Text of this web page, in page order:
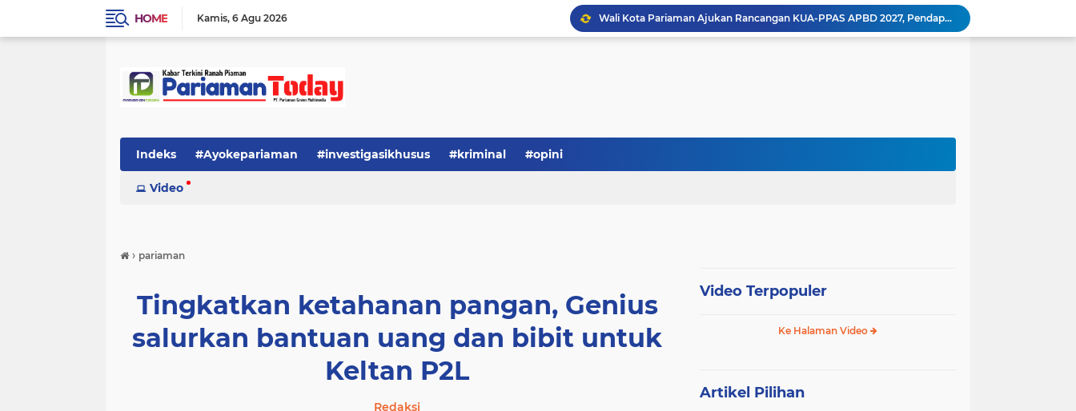
HOME Kamis 6 Agu 2026
Wali Kota Pariaman Ajukan Rancangan KUA-PPAS APBD 2027, Pendapatan Diproyeksikan Rp626,1 Miliar
Pemkot Pariaman Mulai Pusdiklat Paskibraka 2026, Wali Kota Tekankan Pentingnya Disiplin
Wali Kota Pariaman Bagikan Bibit Ikan Koi kepada Siswa SD untuk Edukasi Perikanan
Indeks #Ayokepariaman #investigasikhusus #kriminal #opini
Video
› pariaman
Tingkatkan ketahanan pangan, Genius
salurkan bantuan uang dan bibit untuk
Keltan P2L
Redaksi
Video Terpopuler
Ke Halaman Video
Artikel Pilihan